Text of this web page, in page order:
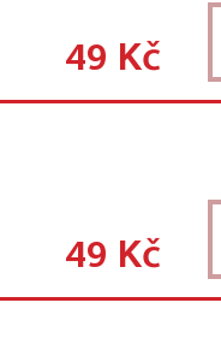
49 Kč
49 Kč